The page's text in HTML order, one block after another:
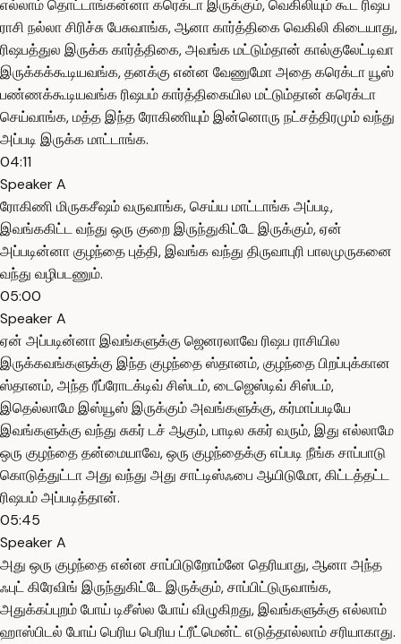
எல்லாம் தொட்டாங்கன்னா கரெக்டா இருக்கும், வெகிலியும் கூட ரிஷப
ராசி நல்லா சிரிச்சு பேசுவாங்க, ஆனா கார்த்திகை வெகிலி கிடையாது,
ரிஷபத்துல இருக்க கார்த்திகை, அவங்க மட்டும்தான் கால்குலேட்டிவா
இருக்கக்கூடியவங்க, தனக்கு என்ன வேணுமோ அதை கரெக்டா யூஸ்
பண்ணக்கூடியவங்க ரிஷபம் கார்த்திகையில மட்டும்தான் கரெக்டா
செய்வாங்க, மத்த இந்த ரோகிணியும் இன்னொரு நட்சத்திரமும் வந்து
அப்படி இருக்க மாட்டாங்க.
04:11
Speaker A
ரோகிணி மிருகசீஷம் வருவாங்க, செய்ய மாட்டாங்க அப்படி,
இவங்ககிட்ட வந்து ஒரு குறை இருந்துகிட்டே இருக்கும், ஏன்
அப்படின்னா குழந்தை புத்தி, இவங்க வந்து திருவாபுரி பாலமுருகனை
வந்து வழிபடணும்.
05:00
Speaker A
ஏன் அப்படின்னா இவங்களுக்கு ஜெனரலாவே ரிஷப ராசியில
இருக்கவங்களுக்கு இந்த குழந்தை ஸ்தானம், குழந்தை பிறப்புக்கான
ஸ்தானம், அந்த ரீப்ரோடக்டிவ் சிஸ்டம், டைஜெஸ்டிவ் சிஸ்டம்,
இதெல்லாமே இஸ்யூஸ் இருக்கும் அவங்களுக்கு, கர்மாப்படியே
இவங்களுக்கு வந்து சுகர் டச் ஆகும், பாடில சுகர் வரும், இது எல்லாமே
ஒரு குழந்தை தன்மையாவே, ஒரு குழந்தைக்கு எப்படி நீங்க சாப்பாடு
கொடுத்துட்டா அது வந்து அது சாட்டிஸ்ஃபை ஆயிடுமோ, கிட்டத்தட்ட
ரிஷபம் அப்படித்தான்.
05:45
Speaker A
அது ஒரு குழந்தை என்ன சாப்பிடுறோம்னே தெரியாது, ஆனா அந்த
ஃபுட் கிரேவிங் இருந்துகிட்டே இருக்கும், சாப்பிட்டுருவாங்க,
அதுக்கப்புறம் போய் டிசீஸ்ல போய் விழுகிறது, இவங்களுக்கு எல்லாம்
ஹாஸ்பிடல் போய் பெரிய பெரிய ட்ரீட்மென்ட் எடுத்தால்லாம் சரியாகாது.